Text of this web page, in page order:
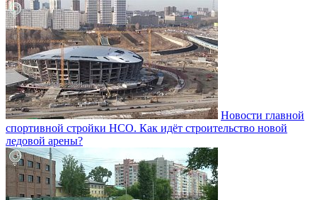
Новости главной
спортивной стройки НСО. Как идёт строительство новой
ледовой арены?